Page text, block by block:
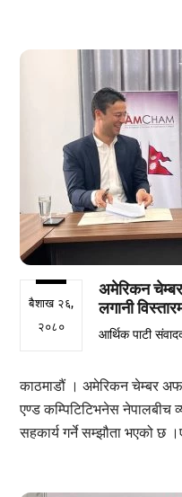
बैशाख २६,
२०८०
अमेरिकन
लगानी
आर्थिक पाटी
काठमाडौं । अमेरिकन चेम्बर
एण्ड कम्पिटिटिभनेस नेपालबीच
सहकार्य गर्ने सम्झौता भएको छ